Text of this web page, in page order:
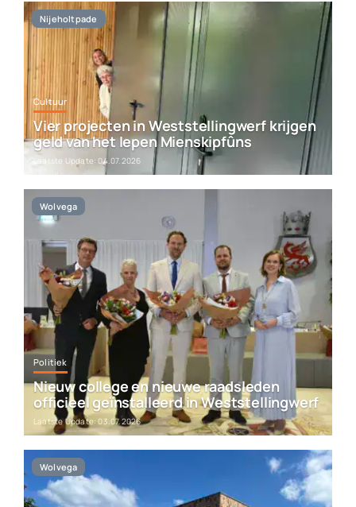
Nijeholtpade
Cultuur
Vier projecten in Weststellingwerf krijgen
geld van het Iepen Mienskipfûns
Laatste Update: 04.07.2026
Wolvega
Politiek
Nieuw college en nieuwe raadsleden
officieel geïnstalleerd in Weststellingwerf
Laatste Update: 03.07.2026
Wolvega